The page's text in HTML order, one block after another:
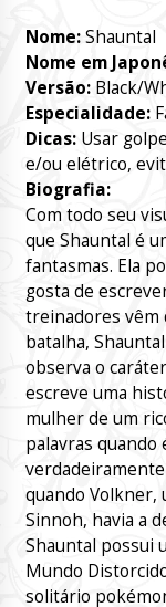
Nome:Shauntal
Nome em
Versão:Black/
Especialidade:
Dicas:Usar
e/ou elétrico,
Biografia:
Com todo seu
que Shauntal é
fantasmas. Ela
gosta de
treinadores vêm
batalha,
observa o
escreve uma
mulher de um
palavras
quando Volkner,
Sinnoh, havia a
Shauntal possui
Mundo
solitário